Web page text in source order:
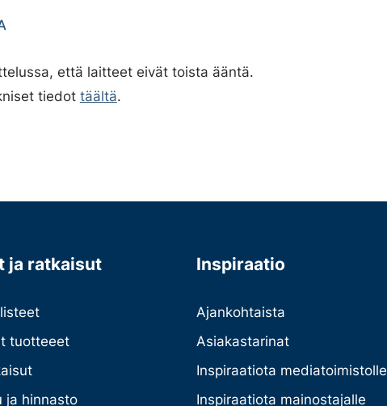
että laitteet eivät toista ääntä.
tiedot täältä.
ja ratkaisut
tuotteeet
ja hinnasto
Inspiraatio
Ajankohtaista
Asiakastarinat
Inspiraatiota mediatoimistolle
Inspiraatiota mainostajalle